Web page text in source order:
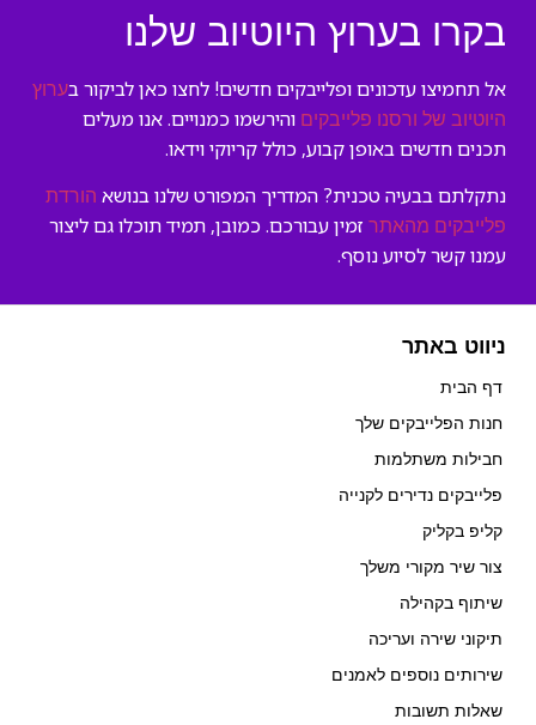
בקרו בערוץ היוטיוב שלנו
אל תחמיצו עדכונים ופלייבקים חדשים! לחצו כאן לביקור בערוץ
היוטיוב של ורסנו פלייבקים והירשמו כמנויים. אנו מעלים
תכנים חדשים באופן קבוע, כולל קריוקי וידאו.
נתקלתם בבעיה טכנית? המדריך המפורט שלנו בנושא הורדת
פלייבקים מהאתר זמין עבורכם. כמובן, תמיד תוכלו גם ליצור
עמנו קשר לסיוע נוסף.
ניווט באתר
דף הבית
חנות הפלייבקים שלך
חבילות משתלמות
פלייבקים נדירים לקנייה
קליפ בקליק
צור שיר מקורי משלך
שיתוף בקהילה
תיקוני שירה ועריכה
שירותים נוספים לאמנים
שאלות תשובות